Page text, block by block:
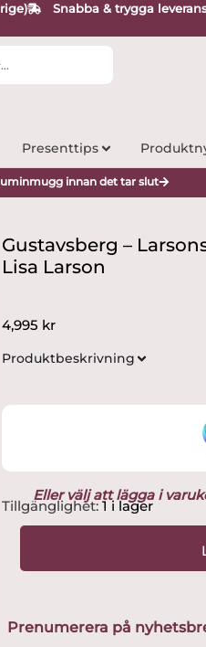
Snabba & trygga
Presenttips
innan det tar slut
Gustavsberg –
Lisa Larson
4,995 kr
Produktbeskrivning
Eller välj att lägga i
Tillgänglighet: 1 i lager
Gustavsberg
Ungar
design
Prenumerera på